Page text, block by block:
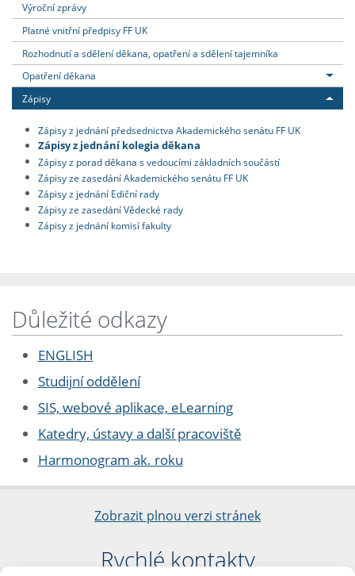
Výroční zprávy
Platné vnitřní předpisy FF UK
Rozhodnutí a sdělení děkana, opatření a sdělení tajemníka
Opatření děkana
Zápisy
Zápisy z jednání předsednictva Akademického senátu FF UK
Zápisy z jednání kolegia děkana
Zápisy z porad děkana s vedoucími základních součástí
Zápisy ze zasedání Akademického senátu FF UK
Zápisy z jednání Ediční rady
Zápisy ze zasedání Vědecké rady
Zápisy z jednání komisí fakulty
Důležité odkazy
ENGLISH
Studijní oddělení
SIS, webové aplikace, eLearning
Katedry, ústavy a další pracoviště
Harmonogram ak. roku
Zobrazit plnou verzi stránek
Rychlé kontakty